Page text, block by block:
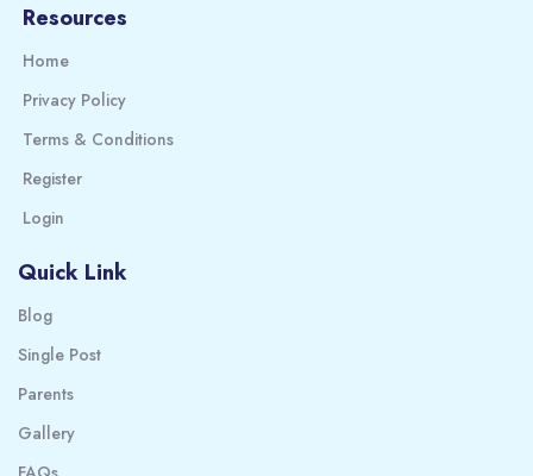
Resources
Home
Privacy Policy
Terms & Conditions
Register
Login
Quick Link
Blog
Single Post
Parents
Gallery